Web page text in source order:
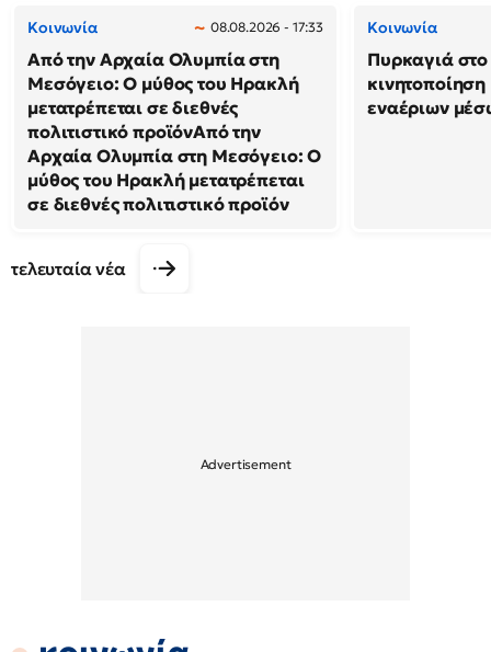
Κοινωνία 08.08.2026 - 17:33
Από την Αρχαία Ολυμπία στη
Μεσόγειο: Ο μύθος του Ηρακλή
μετατρέπεται σε διεθνές
πολιτιστικό προϊόνΑπό την
Αρχαία Ολυμπία στη Μεσόγειο: Ο
μύθος του Ηρακλή μετατρέπεται
σε διεθνές πολιτιστικό προϊόν
Κοινωνία
Πυρκαγιά
εναέριων
τελευταία νέα